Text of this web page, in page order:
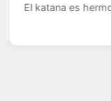
El katana es